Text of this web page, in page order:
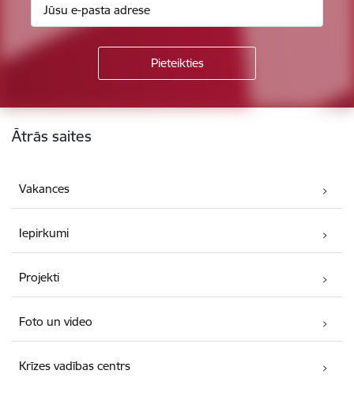
Kājene
Ātrās saites
Vakances
Iepirkumi
Projekti
Foto un video
Krīzes vadības centrs